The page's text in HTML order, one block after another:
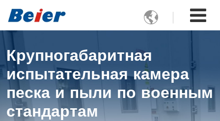

Крупногабаритная
испытательная камера
песка и пыли по военным
стандартам